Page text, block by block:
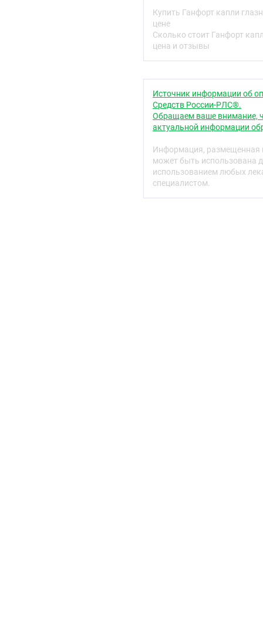
Фармакодинамика
Ганфорт® —
биматопрост и тимолол
отдельности.
Биматопростотносится
сходен с
один из известных
биматопроста
через трабекулу и по
Тимолол —
симпатомиметической
Тимолол снижает ВГД
Купить Ганфорт капли
цене
Сколько стоит Ганфорт
цена и отзывы
Источник информации об
Средств России-РЛС®.
Обращаем ваше внимание,
актуальной информации
Информация, размещенная
может быть использована
использованием любых
специалистом.